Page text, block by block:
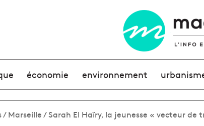
menuéconomie environnement
/Marseille/Sarah El Haïry, la jeunesse « vecteur